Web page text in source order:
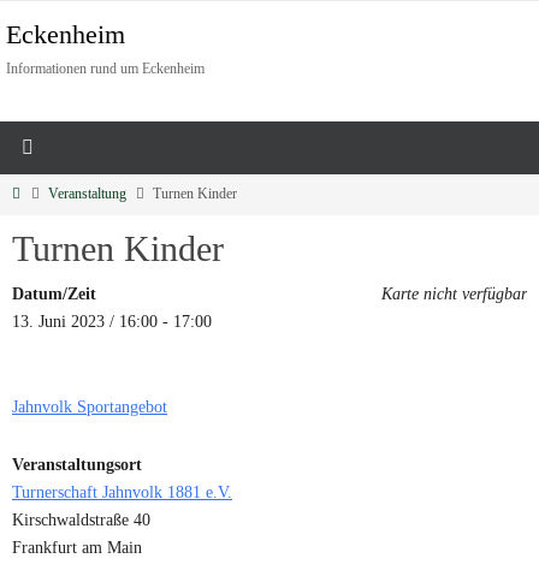
Eckenheim
Informationen rund um Eckenheim
Veranstaltung Turnen Kinder
Turnen Kinder
Karte nicht verfügbar
Datum/Zeit
13. Juni 2023 / 16:00 - 17:00
Jahnvolk Sportangebot
Veranstaltungsort
Turnerschaft Jahnvolk 1881 e.V.
Kirschwaldstraße 40
Frankfurt am Main